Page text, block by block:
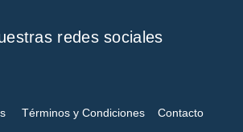
redes sociales
Términos y Condiciones Contacto